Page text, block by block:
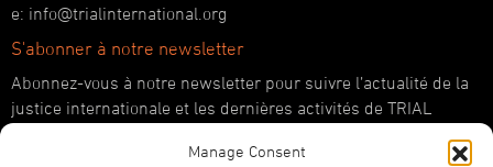
Manage Consent
e: info@trialinternational.org
S'abonner à notre newsletter
Abonnez-vous à notre newsletter pour suivre l’actualité de la
justice internationale et les dernières activités de TRIAL